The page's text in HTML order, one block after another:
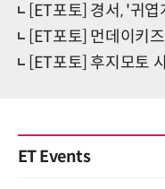
[ET포토] 경서, '귀
[ET포토] 먼데이키
[ET포토] 후지모토
ET Events